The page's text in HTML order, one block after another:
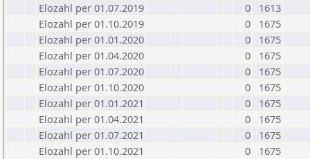
Elozahl per 01.07.2019
0
1613
Elozahl per 01.10.2019
0
1675
Elozahl per 01.01.2020
0
1675
Elozahl per 01.04.2020
0
1675
Elozahl per 01.07.2020
0
1675
Elozahl per 01.10.2020
0
1675
Elozahl per 01.01.2021
0
1675
Elozahl per 01.04.2021
0
1675
Elozahl per 01.07.2021
0
1675
Elozahl per 01.10.2021
0
1675